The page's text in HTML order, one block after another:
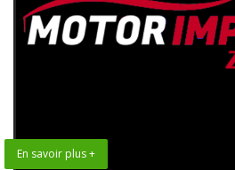
En savoir plus +